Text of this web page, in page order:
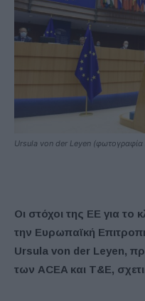
Ursula von der Leyen
Οι στόχοι της ΕΕ για
την Ευρωπαϊκή
Ursula von der Leyen,
των ACEA και T&E,